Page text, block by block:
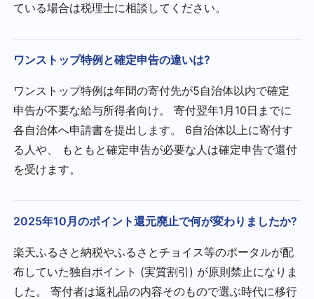
ている場合は税理士に相談してください。
ワンストップ特例と確定申告の違いは?
ワンストップ特例は年間の寄付先が5自治体以内で確定
申告が不要な給与所得者向け。 寄付翌年1月10日までに
各自治体へ申請書を提出します。 6自治体以上に寄付す
る人や、 もともと確定申告が必要な人は確定申告で還付
を受けます。
2025年10月のポイント還元廃止で何が変わりましたか?
楽天ふるさと納税やふるさとチョイス等のポータルが配
布していた独自ポイント (実質割引) が原則禁止になりま
した。 寄付者は返礼品の内容そのもので選ぶ時代に移行